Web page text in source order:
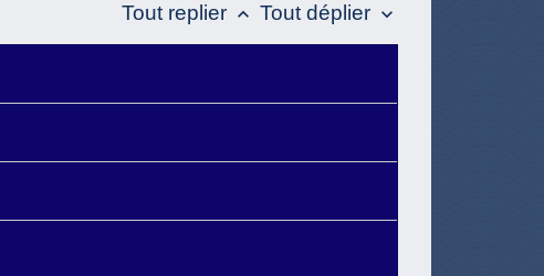
Tout replier keyboard_arrow_up Tout déplier keyboard_arrow_down